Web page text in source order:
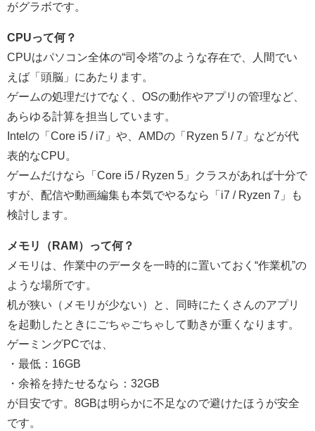
がグラボです。
CPUって何？
CPUはパソコン全体の“司令塔”のような存在で、人間でい
えば「頭脳」にあたります。
ゲームの処理だけでなく、OSの動作やアプリの管理など、
あらゆる計算を担当しています。
Intelの「Core i5 / i7」や、AMDの「Ryzen 5 / 7」などが代
表的なCPU。
ゲームだけなら「Core i5 / Ryzen 5」クラスがあれば十分で
すが、配信や動画編集も本気でやるなら「i7 / Ryzen 7」も
検討します。
メモリ（RAM）って何？
メモリは、作業中のデータを一時的に置いておく“作業机”の
ような場所です。
机が狭い（メモリが少ない）と、同時にたくさんのアプリ
を起動したときにごちゃごちゃして動きが重くなります。
ゲーミングPCでは、
・最低：16GB
・余裕を持たせるなら：32GB
が目安です。8GBは明らかに不足なので避けたほうが安全
です。